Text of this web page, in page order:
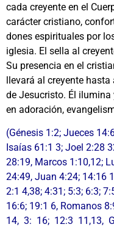
cada creyente en el
carácter cristiano,
dones espirituales por
iglesia. El sella al
Su presencia en el
llevará al creyente
de Jesucristo. Él ilumina
en adoración,
(Génesis 1:2; Jueces
Isaías 61:1 3; Joel 2:28
28:19, Marcos 1:10,12;
24:49, Juan 4:24; 14:16
2:1 4,38; 4:31; 5:3; 6:3;
16:6; 19:1 6, Romanos
14, 3: 16; 12:3 11,13,